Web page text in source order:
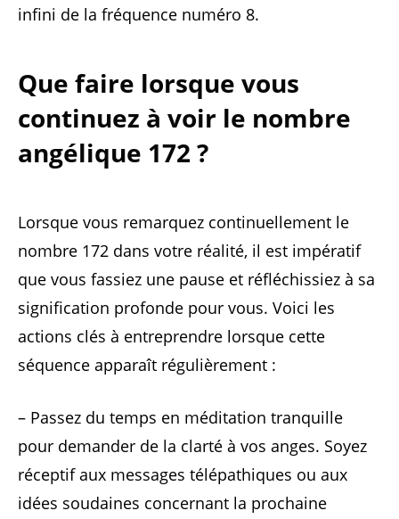
infini de la fréquence numéro 8.
Que faire lorsque vous
continuez à voir le nombre
angélique 172 ?
Lorsque vous remarquez continuellement le
nombre 172 dans votre réalité, il est impératif
que vous fassiez une pause et réfléchissiez à sa
signification profonde pour vous. Voici les
actions clés à entreprendre lorsque cette
séquence apparaît régulièrement :
– Passez du temps en méditation tranquille
pour demander de la clarté à vos anges. Soyez
réceptif aux messages télépathiques ou aux
idées soudaines concernant la prochaine